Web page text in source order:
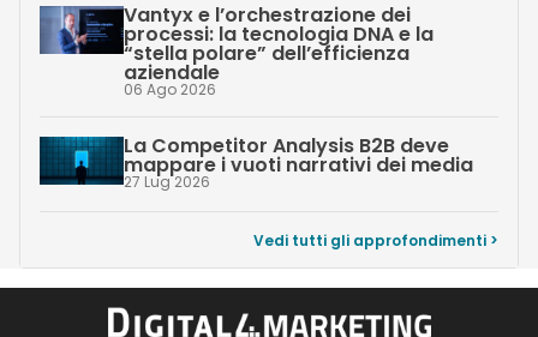
Vantyx e l’orchestrazione dei
processi: la tecnologia DNA e la
“stella polare” dell’efficienza
aziendale
06 Ago 2026
La Competitor Analysis B2B deve
mappare i vuoti narrativi dei media
27 Lug 2026
Vedi tutti gli approfondimenti >